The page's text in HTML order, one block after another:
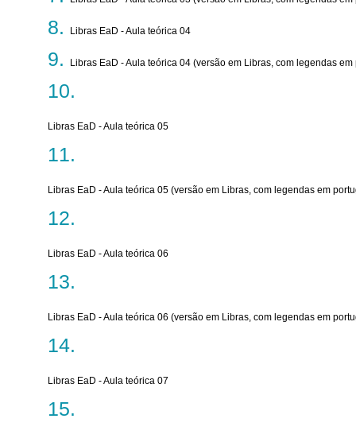
Libras EaD - Aula teórica 04
Libras EaD - Aula teórica 04 (versão em Libras, com legendas em
Libras EaD - Aula teórica 05
Libras EaD - Aula teórica 05 (versão em Libras, com legendas em
Libras EaD - Aula teórica 06
Libras EaD - Aula teórica 06 (versão em Libras, com legendas em
Libras EaD - Aula teórica 07